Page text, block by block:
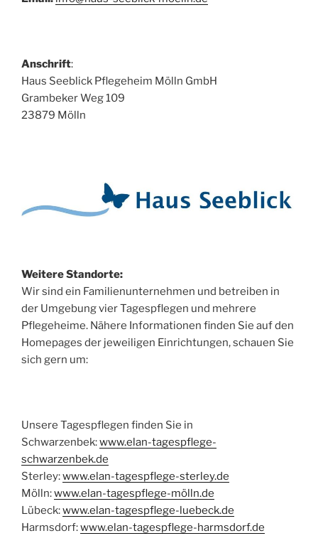
Anschrift:
Haus Seeblick Pflegeheim Mölln GmbH
Grambeker Weg 109
23879 Mölln
Weitere Standorte:
Wir sind ein Familienunternehmen und betreiben in
der Umgebung vier Tagespflegen und mehrere
Pflegeheime. Nähere Informationen finden Sie auf den
Homepages der jeweiligen Einrichtungen, schauen Sie
sich gern um:
Unsere Tagespflegen finden Sie in
Schwarzenbek:www.elan-tagespflege-
schwarzenbek.de
Sterley:www.elan-tagespflege-sterley.de
Mölln:www.elan-tagespflege-mölln.de
Lübeck:www.elan-tagespflege-luebeck.de
Harmsdorf:www.elan-tagespflege-harmsdorf.de